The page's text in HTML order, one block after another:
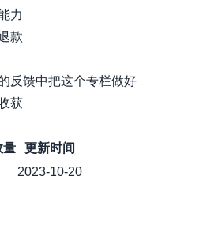
力
款
反馈中把这个专栏做好
获
量
更新时间
2023-10-20